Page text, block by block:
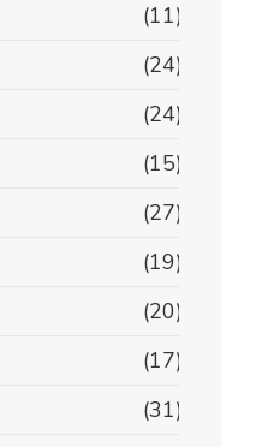
(11)
(24)
(24)
(15)
(27)
(19)
(20)
(17)
(31)